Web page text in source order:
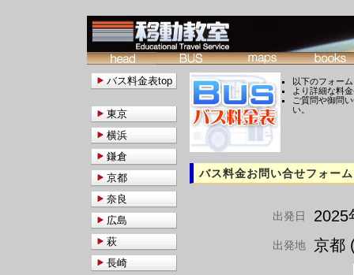
以下のフォー
より詳細な料
ご質問や御問
い。
バス料金お問い合せフォーム
出発日 2025
出発地 京都
バス料金表top
東京
横浜
鎌倉
京都
奈良
広島
萩
長崎